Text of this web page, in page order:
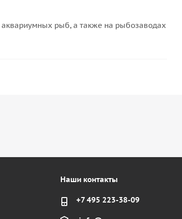
аквариумных рыб, а также на рыбозаводах
Наши контакты
+7 495 223-38-09